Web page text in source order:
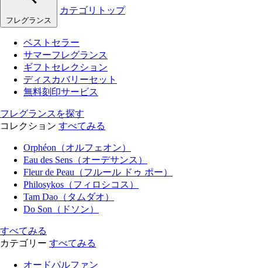
フレグランス
カテゴリトップ
ベストセラー
サマーフレグランス
ギフトセレクション
ディスカバリーセット
無料刻印サービス
フレグランスを探す
コレクション すべてみる
Orphéon（オルフェオン）
Eau des Sens（オーデサンス）
Fleur de Peau（フルール ドゥ ポー）
Philosykos（フィロシコス）
Tam Dao（タムダオ）
Do Son（ドソン）
すべてみる
カテゴリー すべてみる
オードパルファン